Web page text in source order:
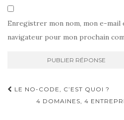
Enregistrer mon nom, mon e-mail
navigateur pour mon prochain
Navigation
LE NO-CODE, C’EST QUOI ?
4 DOMAINES, 4